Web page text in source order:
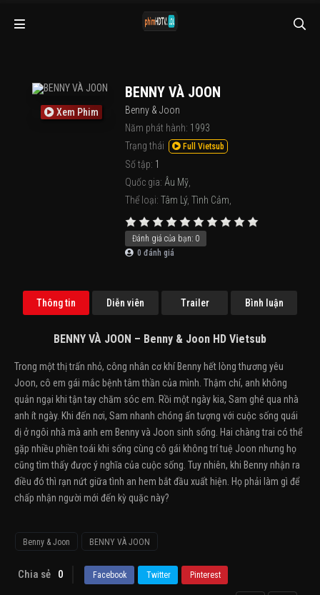
Xem Phim
BENNY VÀ JOON
Benny & Joon
Năm phát hành: 1993
Trạng thái
Full Vietsub
Số tập: 1
Quốc gia: Âu Mỹ
Thể loại: Tâm Lý, Tình Cảm
Đánh giá của bạn: 0
0 đánh giá
Thông tin Diễn viên Trailer Bình luận
BENNY VÀ JOON – Benny & Joon HD Vietsub
Trong một thị trấn nhỏ, công nhân cơ khí Benny hết lòng thương yêu
Joon, cô em gái mắc bệnh tâm thần của mình. Thậm chí, anh không
quản ngại khi tận tay chăm sóc em. Rồi một ngày kia, Sam ghé qua nhà
anh ít ngày. Khi đến nơi, Sam nhanh chóng ấn tượng với cuộc sống quái
dị ở ngôi nhà mà anh em Benny và Joon sinh sống. Hai chàng trai có thể
gặp nhiều phiền toái khi sống cùng cô gái không trí tuệ Joon nhưng họ
cũng tìm thấy được ý nghĩa của cuộc sống. Tuy nhiên, khi Benny nhận ra
điều đó thì rạn nứt giữa tình an hem bắt đầu xuất hiện. Họ phải làm gì để
chấp nhận người mới đến kỳ quặc này?
Benny & Joon BENNY VÀ JOON
Chia sẻ 0 Facebook Twitter Pinterest